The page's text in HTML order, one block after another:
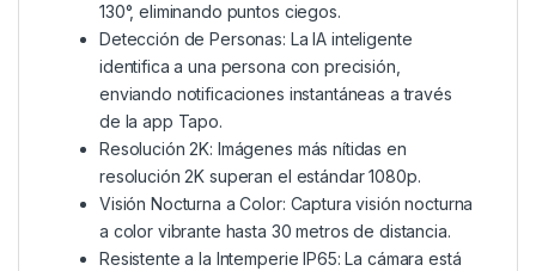
130°, eliminando puntos ciegos.
Detección de Personas: La IA inteligente
identifica a una persona con precisión,
enviando notificaciones instantáneas a través
de la app Tapo.
Resolución 2K: Imágenes más nítidas en
resolución 2K superan el estándar 1080p.
Visión Nocturna a Color: Captura visión nocturna
a color vibrante hasta 30 metros de distancia.
Resistente a la Intemperie IP65: La cámara está